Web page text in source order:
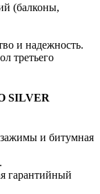
(балконы,
и надежность.
третьего
SILVER
и битумная
гарантийный